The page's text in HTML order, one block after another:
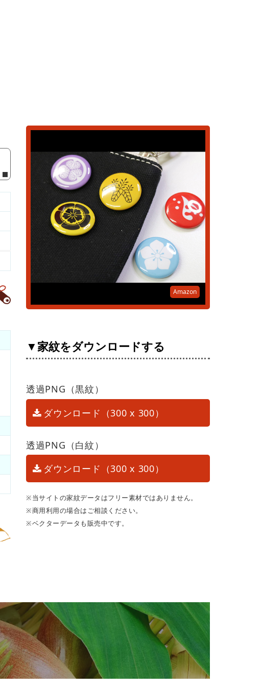
Amazon
▼家紋をダウンロードする
透過PNG（黒紋）
ダウンロード（300 x 300）
透過PNG（白紋）
ダウンロード（300 x 300）
※当サイトの家紋データはフリー素材ではありません。
※商用利用の場合はご相談ください。
※ベクターデータも販売中です。